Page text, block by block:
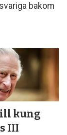
bakom
kung
III